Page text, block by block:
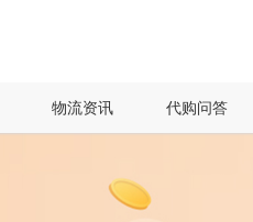
物流资讯 代购问答